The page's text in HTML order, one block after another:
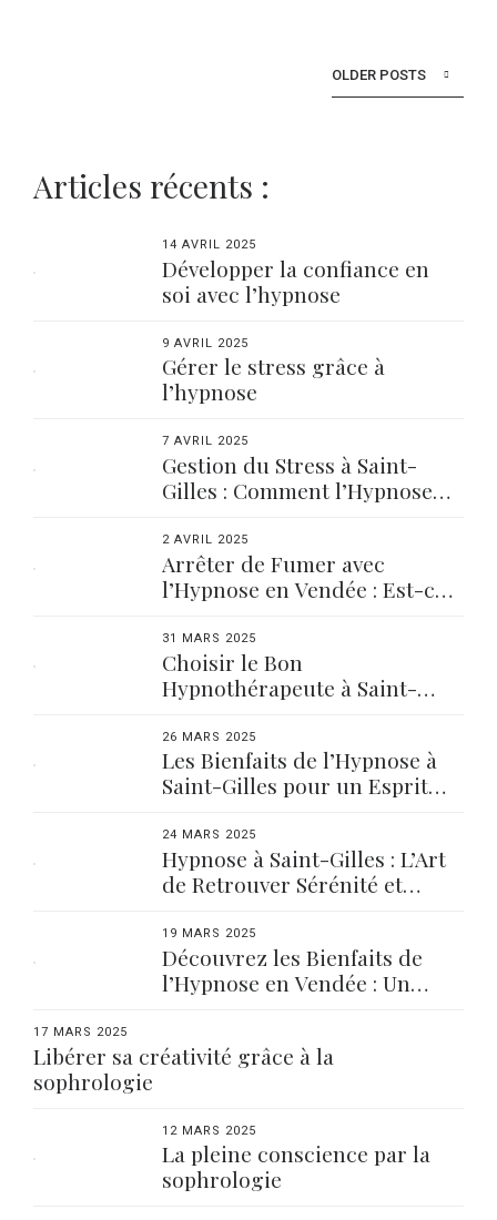
OLDER POSTS
Articles récents :
14 AVRIL 2025
Développer la confiance en
soi avec l’hypnose
9 AVRIL 2025
Gérer le stress grâce à
l’hypnose
7 AVRIL 2025
Gestion du Stress à Saint-
Gilles : Comment l’Hypnose
2 AVRIL 2025
Arrêter de Fumer avec
l’Hypnose en Vendée : Est-ce
31 MARS 2025
Choisir le Bon
Hypnothérapeute à Saint-
26 MARS 2025
Les Bienfaits de l’Hypnose à
Saint-Gilles pour un Esprit
24 MARS 2025
Hypnose à Saint-Gilles : L’Art
de Retrouver Sérénité et
19 MARS 2025
Découvrez les Bienfaits de
l’Hypnose en Vendée : Un
17 MARS 2025
Libérer sa créativité grâce à la
sophrologie
12 MARS 2025
La pleine conscience par la
sophrologie